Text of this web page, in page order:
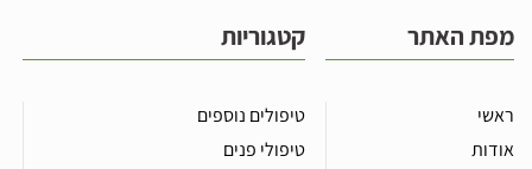
מפת האתר
ראשי
אודות
קטגוריות
טיפולים נוספים
טיפולי פנים